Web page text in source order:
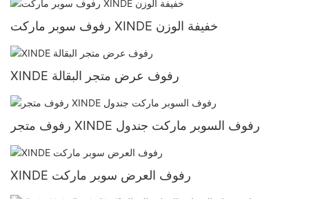
رفوف سوبر ماركت XINDE خفيفة الوزن
XINDE رفوف عرض متجر البقالة
رفوف متجر XINDE رفوف السوبر ماركت جندول
XINDE رفوف العرض سوبر ماركت